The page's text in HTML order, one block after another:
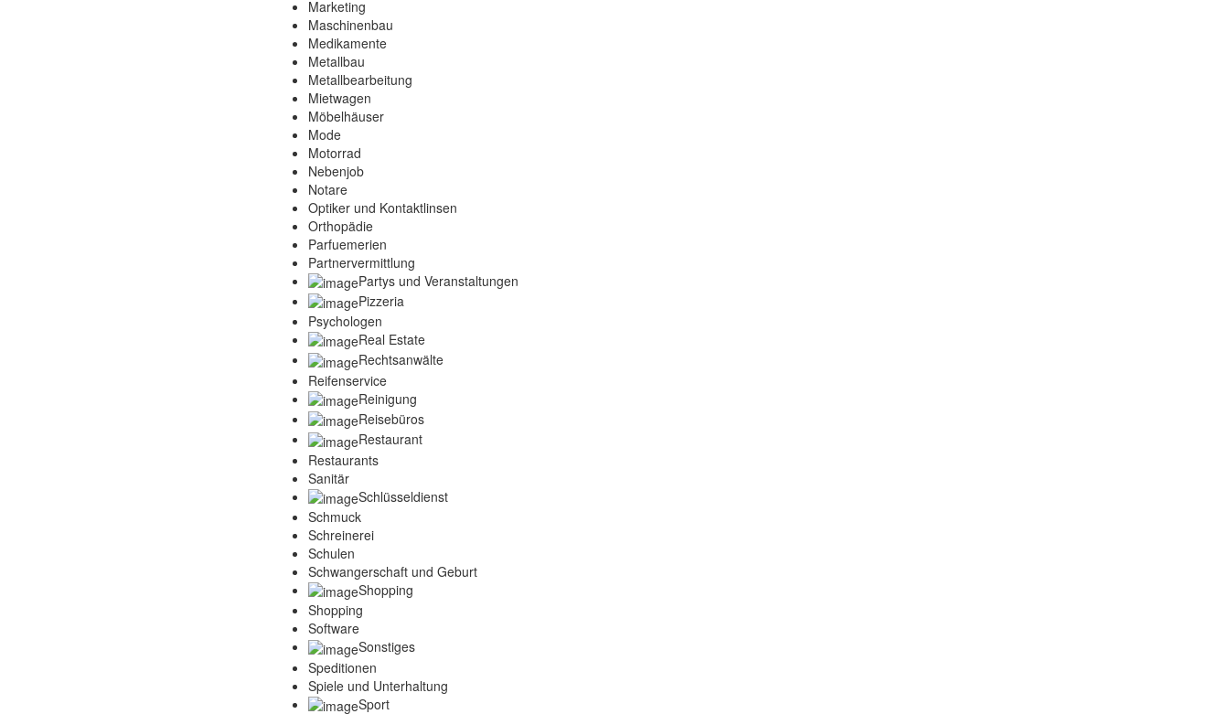
Marketing
Maschinenbau
Medikamente
Metallbau
Metallbearbeitung
Mietwagen
Möbelhäuser
Mode
Motorrad
Nebenjob
Notare
Optiker und Kontaktlinsen
Orthopädie
Parfuemerien
Partnervermittlung
Partys und Veranstaltungen
Pizzeria
Psychologen
Real Estate
Rechtsanwälte
Reifenservice
Reinigung
Reisebüros
Restaurant
Restaurants
Sanitär
Schlüsseldienst
Schmuck
Schreinerei
Schulen
Schwangerschaft und Geburt
Shopping
Shopping
Software
Sonstiges
Speditionen
Spiele und Unterhaltung
Sport